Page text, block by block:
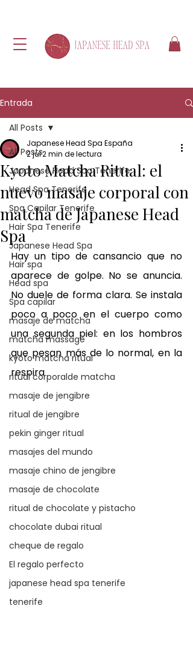
Entrada
All Posts
Japanese Head Spa Tenerife
Head Spa Tenerife
Spa Capilar Tenerife
Hair Spa Tenerife
Japanese Head Spa
Hair spa
Head spa
Spa capilar
masaje de matcha
matcha massage
kyoto matcha ritual
ritual corporalde matcha
masaje de jengibre
ritual de jengibre
pekin ginger ritual
masajes del mundo
masaje chino de jengibre
masaje de chocolate
ritual de chocolate y pistacho
chocolate dubai ritual
cheque de regalo
El regalo perfecto
japanese head spa tenerife
tenerife
All Posts
Kyoto Matcha Ritual: el
nuevo masaje corporal con
matcha de Japanese Head
Spa
Japanese Head Spa España
2 jul2 min de lectura
Hay un tipo de cansancio que no
aparece de golpe. No se anuncia.
No duele de forma clara. Se instala
poco a poco en el cuerpo como
una segunda piel: en los hombros
que pesan más de lo normal, en la
respira